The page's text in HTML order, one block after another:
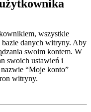
wszystkie
bazie danych witryny. Aby
swoim kontem. W
swoich ustawień i
“Moje konto”
witryny.